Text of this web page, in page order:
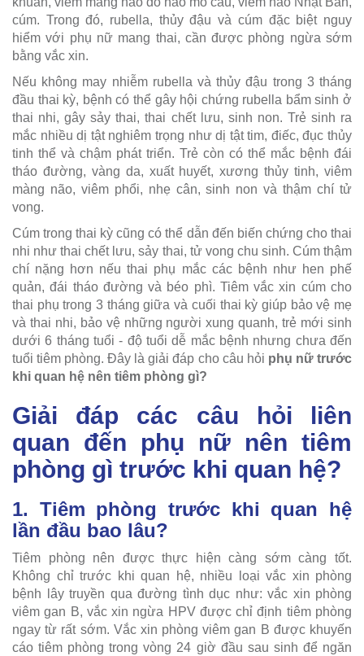
cúm. Trong đó, rubella, thủy đậu và cúm đặc biệt nguy
hiểm với phụ nữ mang thai, cần được phòng ngừa sớm
bằng vắc xin.
Nếu không may nhiễm rubella và thủy đậu trong 3 tháng
đầu thai kỳ, bệnh có thể gây hội chứng rubella bẩm sinh ở
thai nhi, gây sảy thai, thai chết lưu, sinh non. Trẻ sinh ra
mắc nhiều dị tật nghiêm trọng như dị tật tim, điếc, đục thủy
tinh thể và chậm phát triển. Trẻ còn có thể mắc bệnh đái
tháo đường, vàng da, xuất huyết, xương thủy tinh, viêm
màng não, viêm phổi, nhẹ cân, sinh non và thậm chí tử
vong.
Cúm trong thai kỳ cũng có thể dẫn đến biến chứng cho thai
nhi như thai chết lưu, sảy thai, tử vong chu sinh. Cúm thậm
chí nặng hơn nếu thai phụ mắc các bệnh như hen phế
quản, đái tháo đường và béo phì. Tiêm vắc xin cúm cho
thai phụ trong 3 tháng giữa và cuối thai kỳ giúp bảo vệ mẹ
và thai nhi, bảo vệ những người xung quanh, trẻ mới sinh
dưới 6 tháng tuổi - độ tuổi dễ mắc bệnh nhưng chưa đến
tuổi tiêm phòng. Đây là giải đáp cho câu hỏi phụ nữ trước
khi quan hệ nên tiêm phòng gì?
Giải đáp các câu hỏi liên
quan đến phụ nữ nên tiêm
phòng gì trước khi quan hệ?
1. Tiêm phòng trước khi quan hệ
lần đầu bao lâu?
Tiêm phòng nên được thực hiện càng sớm càng tốt.
Không chỉ trước khi quan hệ, nhiều loại vắc xin phòng
bệnh lây truyền qua đường tình dục như: vắc xin phòng
viêm gan B, vắc xin ngừa HPV được chỉ định tiêm phòng
ngay từ rất sớm. Vắc xin phòng viêm gan B được khuyến
cáo tiêm phòng trong vòng 24 giờ đầu sau sinh để ngăn